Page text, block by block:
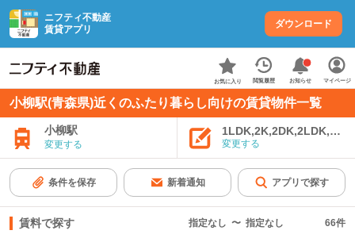
ニフティ不動産
賃貸アプリ
ダウンロード
お気に入り 閲覧履歴 お知らせ マイページ
小柳駅(青森県)近くのふたり暮らし向けの賃貸物件一覧
小柳駅
変更する 変更する
条件を保存 新着通知 アプリで探す
賃料で探す 指定なし 〜 指定なし 66件